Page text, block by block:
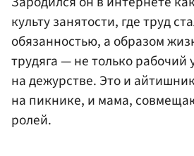
культу занятости, где труд
обязанностью, а образом
трудяга — не только рабочий
на дежурстве. Это и
на пикнике, и мама,
ролей.